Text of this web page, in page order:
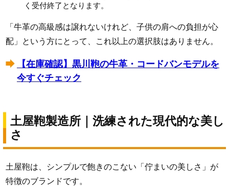
く受付終了となります。
「牛革の高級感は譲れないけれど、子供の肩への負担が心
配」という方にとって、これ以上の選択肢はありません。
【在庫確認】黒川鞄の牛革・コードバンモデルを
今すぐチェック
土屋鞄製造所｜洗練された現代的な美し
さ
土屋鞄は、シンプルで飽きのこない「佇まいの美しさ」が
特徴のブランドです。